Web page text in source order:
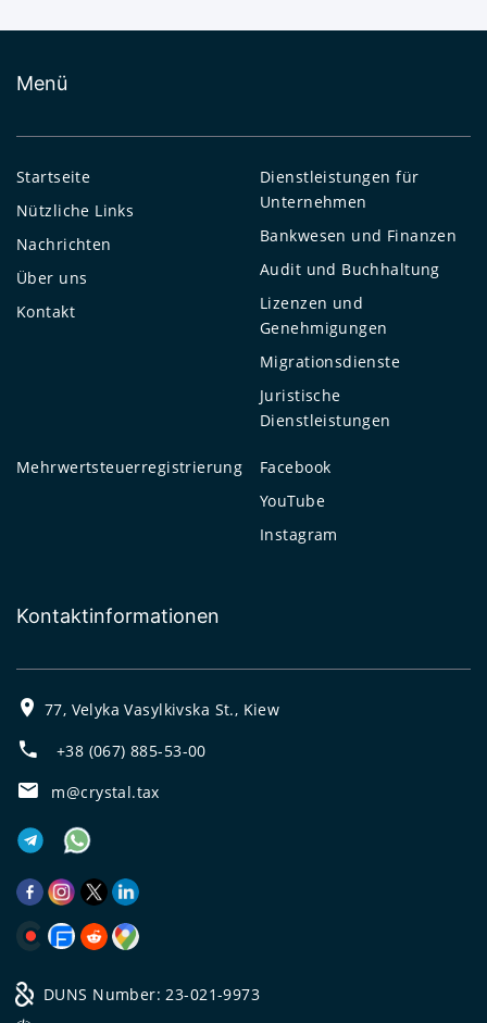
Menü
Startseite
Nützliche Links
Nachrichten
Über uns
Kontakt
Dienstleistungen für
Unternehmen
Bankwesen und Finanzen
Audit und Buchhaltung
Lizenzen und
Genehmigungen
Migrationsdienste
Juristische
Dienstleistungen
Mehrwertsteuerregistrierung
Facebook
YouTube
Instagram
Kontaktinformationen
77, Velyka Vasylkivska St., Kiew
+38 (067) 885-53-00
m@crystal.tax
DUNS Number: 23-021-9973